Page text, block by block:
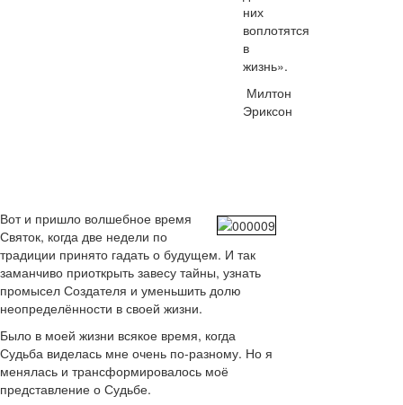
них
воплотятся
в
жизнь».
Милтон
Эриксон
Вот и пришло волшебное время
Святок, когда две недели по
традиции принято гадать о будущем. И так
заманчиво приоткрыть завесу тайны, узнать
промысел Создателя и уменьшить долю
неопределённости в своей жизни.
Было в моей жизни всякое время, когда
Судьба виделась мне очень по-разному. Но я
менялась и трансформировалось моё
представление о Судьбе.